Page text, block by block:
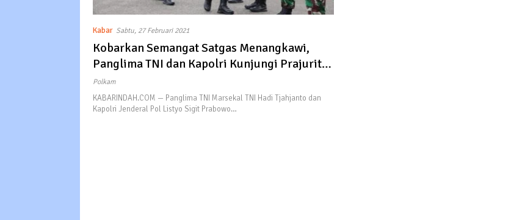
Kabar Sabtu, 27 Februari 2021
Kobarkan Semangat Satgas Menangkawi,
Panglima TNI dan Kapolri Kunjungi Prajurit
di Papua
Polkam
KABARINDAH.COM — Panglima TNI Marsekal TNI Hadi Tjahjanto dan
Kapolri Jenderal Pol Listyo Sigit Prabowo…